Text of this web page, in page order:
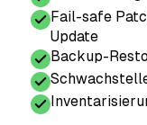
Fail-safe
Update
Backup-